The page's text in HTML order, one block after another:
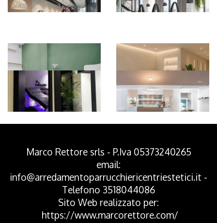
Marco Rettore srls - P.Iva 05373240265
email:
info@arredamentoparrucchiericentriestetici.it -
Telefono 3518044086
Sito Web realizzato per:
https://www.marcorettore.com/